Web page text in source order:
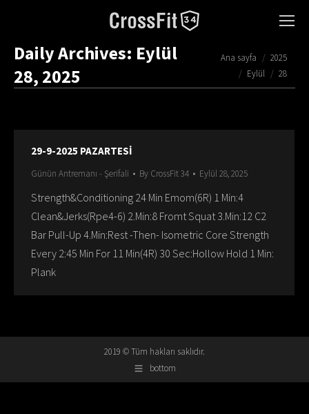
Daily Archives: Eylül
28, 2025
You are here:
Ana sayfa
2025
Eylül
28
29-9-2025 PAZARTESİ
Günün Antremanı - Şerifali By CrossFit 34 Eylül 28, 2025
Strength&Conditioning 24 Min Emom(6R) 1 Min:4
Clean&Jerks(Rpe4-6) 2.Min:8 Fromt Squat 3.Min:12 C2
Bar Pull-Up 4.Min:Rest -Then- Isometric Core Strength
Every 2:45 Min For 11 Min(4R) 30 Sec:Hollow Hold 1 Min:
Plank
2019 © Tüm hakları saklıdır.
bottom